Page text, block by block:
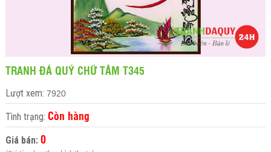
TRANH ĐÁ QUÝ CHỮ TÂM T345
Lượt xem: 7920
Tình trạng: Còn hàng
Giá bán: 0